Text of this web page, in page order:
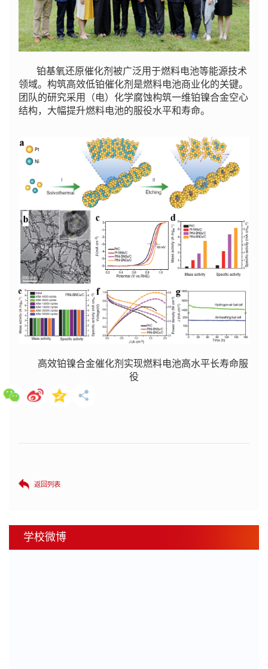
铂基氧还原催化剂被广泛用于燃料电池等能源技术
领域。构筑高效低铂催化剂是燃料电池商业化的关键。
团队的研究采用（电）化学腐蚀构筑一维铂镍合金空心
结构，大幅提升燃料电池的服役水平和寿命。
高效铂镍合金催化剂实现燃料电池高水平长寿命服
役
返回列表
学校微博